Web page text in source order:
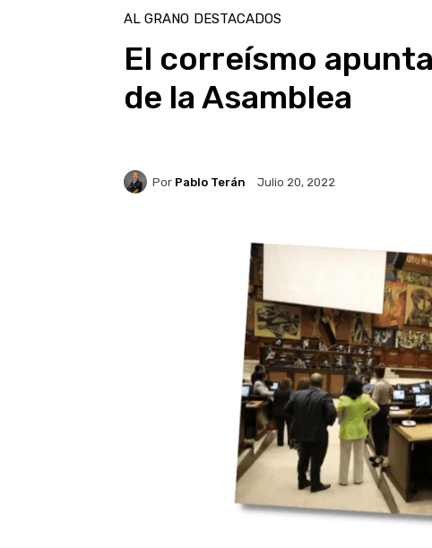
AL GRANO DESTACADOS
El correísmo
de la Asamblea
Por Pablo Terán Julio 20, 2022